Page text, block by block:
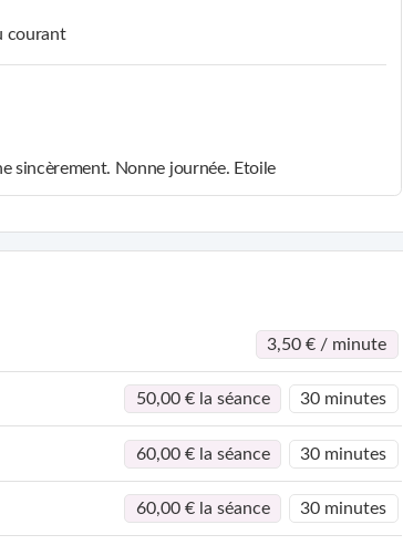
courant
sincèrement. Nonne journée. Etoile
3,50 € / minute
50,00 € la séance 30 minutes
60,00 € la séance 30 minutes
60,00 € la séance 30 minutes